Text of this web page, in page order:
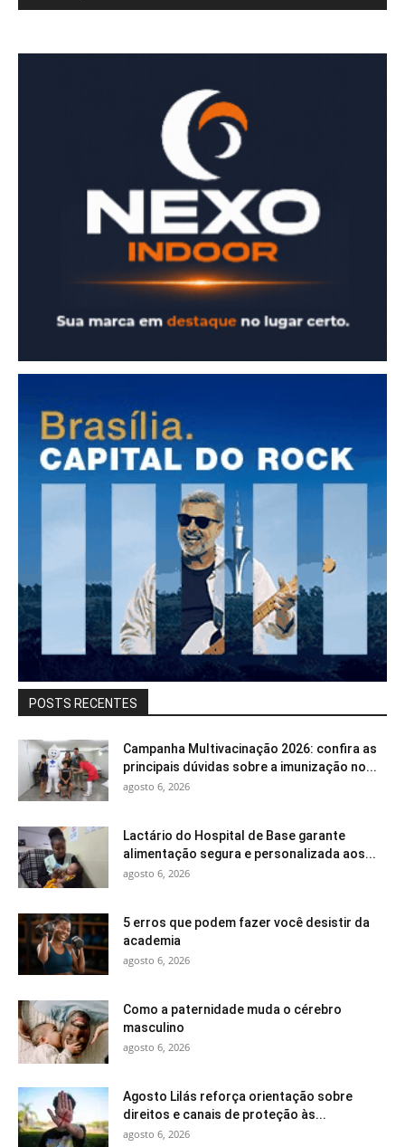
POSTS RECENTES
Campanha Multivacinação 2026: confira as
principais dúvidas sobre a imunização no...
agosto 6, 2026
Lactário do Hospital de Base garante
alimentação segura e personalizada aos...
agosto 6, 2026
5 erros que podem fazer você desistir da
academia
agosto 6, 2026
Como a paternidade muda o cérebro
masculino
agosto 6, 2026
Agosto Lilás reforça orientação sobre
direitos e canais de proteção às...
agosto 6, 2026